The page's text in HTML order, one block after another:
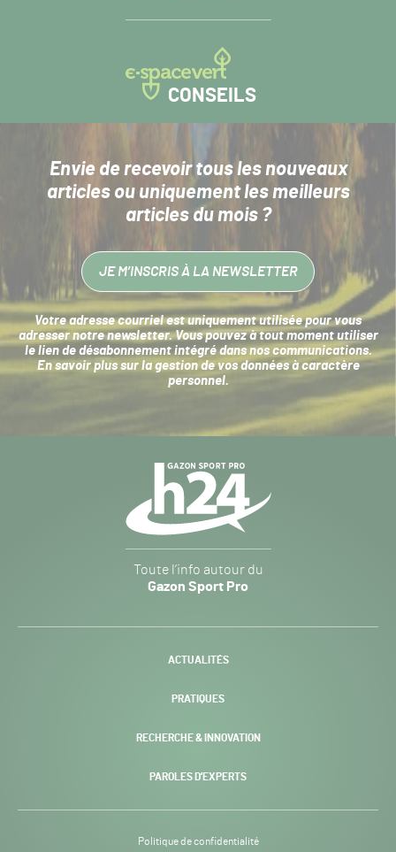
CONSEILS
Envie de recevoir tous les nouveaux
articlesou uniquement les meilleurs
articles du mois ?
JE M’INSCRIS À LA NEWSLETTER
Votre adresse courriel est uniquement utilisée pour vous
adresser notre newsletter. Vous pouvez à tout moment utiliser
le lien de désabonnement intégré dans nos communications.
En savoir plus sur la gestion de vos données à caractère
personnel.
Sport
Pro
-
Toute l’info autour du
Gazon Sport Pro
ACTUALITÉS
PRATIQUES
RECHERCHE & INNOVATION
PAROLES D’EXPERTS
Politique de confidentialité